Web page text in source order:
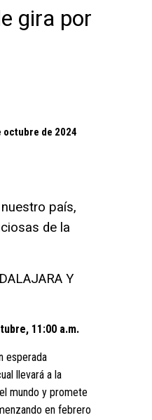
gira por
octubre de 2024
país,
de la
Y
11:00 a.m.
esperada
llevará a la
mundo y promete
en febrero